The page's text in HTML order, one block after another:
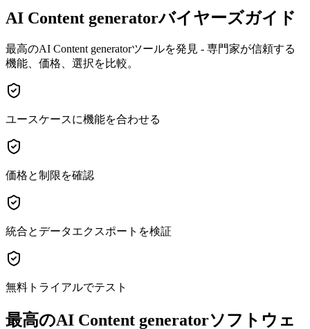
AI Content generatorバイヤーズガイド
最高のAI Content generatorツールを発見 - 専門家が信頼する
機能、価格、選択を比較。
ユースケースに機能を合わせる
価格と制限を確認
統合とデータエクスポートを検証
無料トライアルでテスト
最高のAI Content generatorソフトウェ